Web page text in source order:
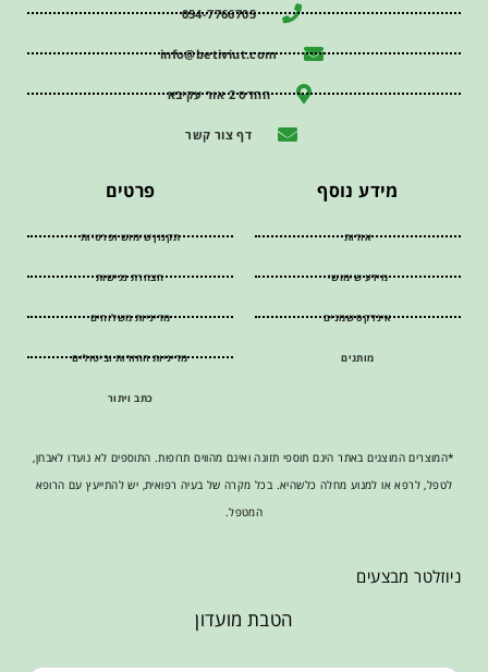
054-7766705
info@betiviut.com
ההדס 2 אור עקיבא
דף צור קשר
מידע נוסף
אודות
מידע שימושי
אינדקס שמנים
מותגים
פרטים
תקנון שימוש ופרטיות
הצהרת נגישות
מדיניות משלוחים
מדיניות החזרות וביטולים
כתב ויתור
*המוצרים המוצגים באתר הינם תוספי תזונה ואינם מהווים תרופות. התוספים לא נועדו לאבחן,
לטפל, לרפא או למנוע מחלה כלשהיא. בכל מקרה של בעיה רפואית, יש להתייעץ עם הרופא
המטפל.
ניוזלטר מבצעים
הטבת מועדון